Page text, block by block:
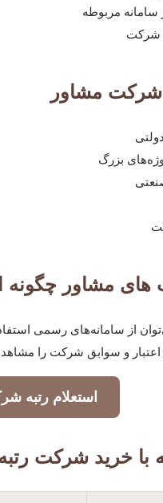
مربوطه
شرکت
شرکت مشاور
بزرگ
های مشاور
از سامانه‌های رسمی
اعتبار و سوابق شرکت را
استعلام رتبه
با خرید شرکت رتبه